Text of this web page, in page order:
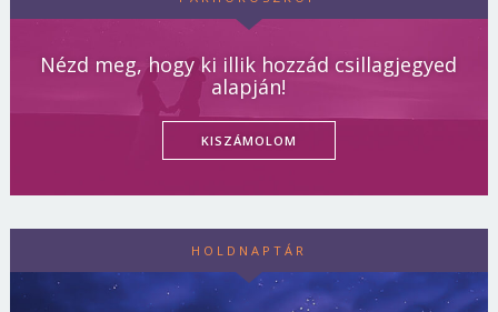
Nézd meg, hogy ki illik hozzád csillagjegyed
alapján!
KISZÁMOLOM
HOLDNAPTÁR